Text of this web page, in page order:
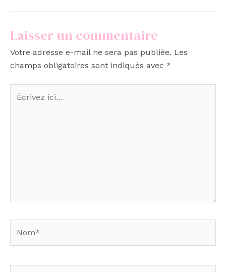
Laisser un commentaire
Votre adresse e-mail ne sera pas publiée. Les
champs obligatoires sont indiqués avec *